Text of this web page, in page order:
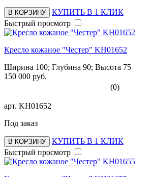
В КОРЗИНУ
КУПИТЬ В 1 КЛИК
Быстрый просмотр
Кресло кожаное "Честер" KH01652
Ширина 100; Глубина 90; Высота 75
150 000 руб.
(0)
арт. KH01652
Под заказ
В КОРЗИНУ
КУПИТЬ В 1 КЛИК
Быстрый просмотр